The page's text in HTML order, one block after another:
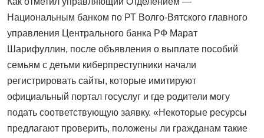
Национальным банком по РТ Волго-Вятского главного
управления Центрального банка РФ Марат
Шарифуллин, после объявления о выплате пособий
семьям с детьми киберпреступники начали
регистрировать сайты, которые имитируют
официальный портал госуслуг и где родители могу
подать соответствующую заявку. «Некоторые ресурсы
предлагают проверить, положены ли гражданам такие